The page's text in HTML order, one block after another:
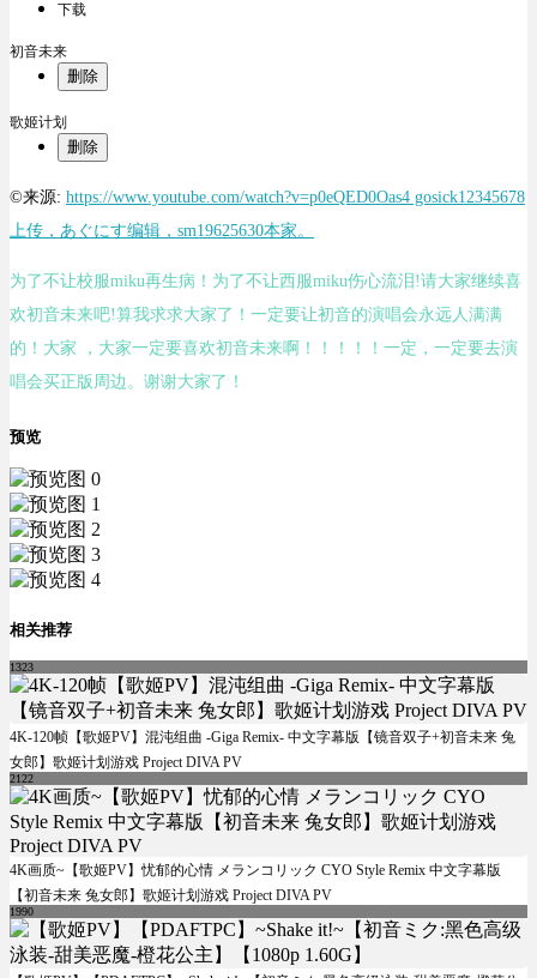
下载
初音未来
删除
歌姬计划
删除
©来源: https://www.youtube.com/watch?v=p0eQED0Oas4 gosick12345678
上传，あぐにす编辑，sm19625630本家。
为了不让校服miku再生病！为了不让西服miku伤心流泪!请大家继续喜
欢初音未来吧!算我求求大家了！一定要让初音的演唱会永远人满满
的！大家 ，大家一定要喜欢初音未来啊！！！！！一定，一定要去演
唱会买正版周边。谢谢大家了！
预览
相关推荐
1323
4K-120帧【歌姬PV】混沌组曲 -Giga Remix- 中文字幕版【镜音双子+初音未来 兔
女郎】歌姬计划游戏 Project DIVA PV
2122
4K画质~【歌姬PV】忧郁的心情 メランコリック CYO Style Remix 中文字幕版
【初音未来 兔女郎】歌姬计划游戏 Project DIVA PV
1990